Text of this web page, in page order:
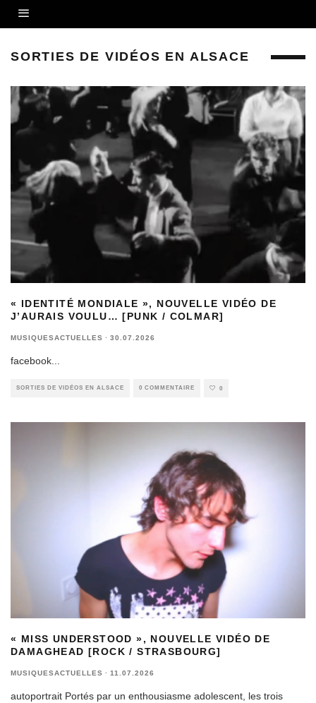
SORTIES DE VIDÉOS EN ALSACE
« IDENTITÉ MONDIALE », NOUVELLE VIDÉO DE
J’AURAIS VOULU… [PUNK / COLMAR]
MUSIQUESACTUELLES · 30.07.2026
facebook
SORTIES DE VIDÉOS EN ALSACE 0 COMMENTAIRE 0
« MISS UNDERSTOOD », NOUVELLE VIDÉO DE
DAMAGHEAD [ROCK / STRASBOURG]
MUSIQUESACTUELLES · 11.07.2026
autoportrait Portés par un enthousiasme adolescent, les trois